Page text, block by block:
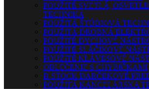
POUŽITÉ SVETLÁ,
TECHNIKA
POUŽITÁ ŠTÚDIOVÁ
POUŽITÁ DROBNÁ
POUŽITÉ DYCHOVÉ
POUŽITÉ SLÁČIKOVÉ
POUŽITÉ KLÁVESOVÉ
OBLEČENIE S CHYBIČKAMI
B-STOCK DARČEKOVÉ
POUŽITÁ KANCELÁRSKA